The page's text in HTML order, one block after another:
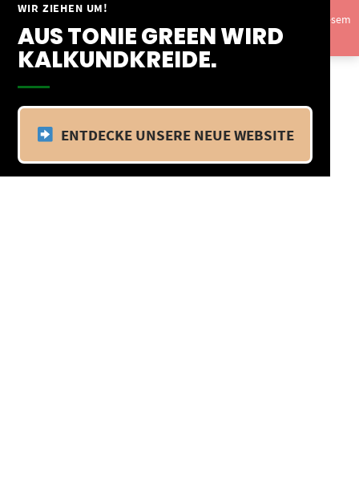
WIR ZIEHEN UM!
AUS TONIE GREEN WIRD
KALKUNDKREIDE.
ENTDECKE UNSERE NEUE WEBSITE
Springe
Inhalt
Vom 09.04.25 - 20.04.25 befinden wir uns im Betriebsurlaub. In diesem
Zeitraum findet kein Versand statt.Ausblenden